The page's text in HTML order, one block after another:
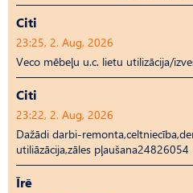
Citi
23:25, 2. Aug, 2026
Veco mēbeļu u.c. lietu utilizācija/
Citi
23:22, 2. Aug, 2026
Dažādi darbi-
utiliāzācija,zāles pļaušana24826054
Īrē